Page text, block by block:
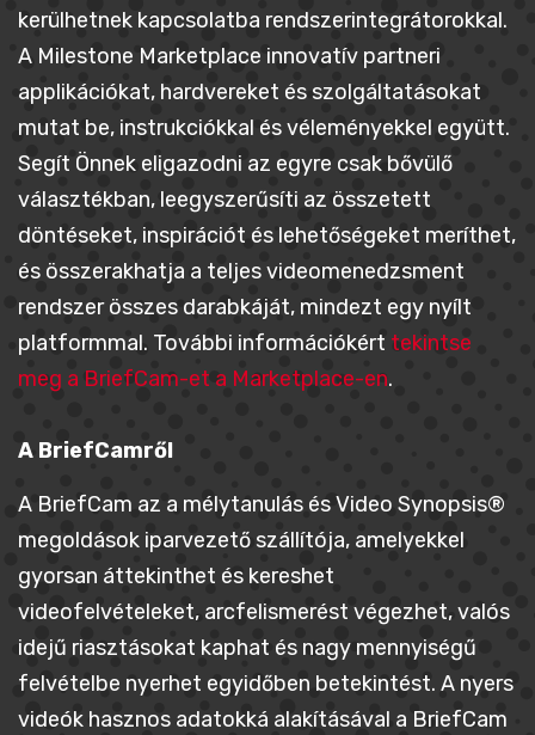
kerülhetnek kapcsolatba rendszerintegrátorokkal.
A Milestone Marketplace innovatív partneri
applikációkat, hardvereket és szolgáltatásokat
mutat be, instrukciókkal és véleményekkel együtt.
Segít Önnek eligazodni az egyre csak bővülő
választékban, leegyszerűsíti az összetett
döntéseket, inspirációt és lehetőségeket meríthet,
és összerakhatja a teljes videomenedzsment
rendszer összes darabkáját, mindezt egy nyílt
platformmal. További információkért tekintse
meg a BriefCam-et a Marketplace-en.
A BriefCamről
A BriefCam az a mélytanulás és Video Synopsis®
megoldások iparvezető szállítója, amelyekkel
gyorsan áttekinthet és kereshet
videofelvételeket, arcfelismerést végezhet, valós
idejű riasztásokat kaphat és nagy mennyiségű
felvételbe nyerhet egyidőben betekintést. A nyers
videók hasznos adatokká alakításával a BriefCam